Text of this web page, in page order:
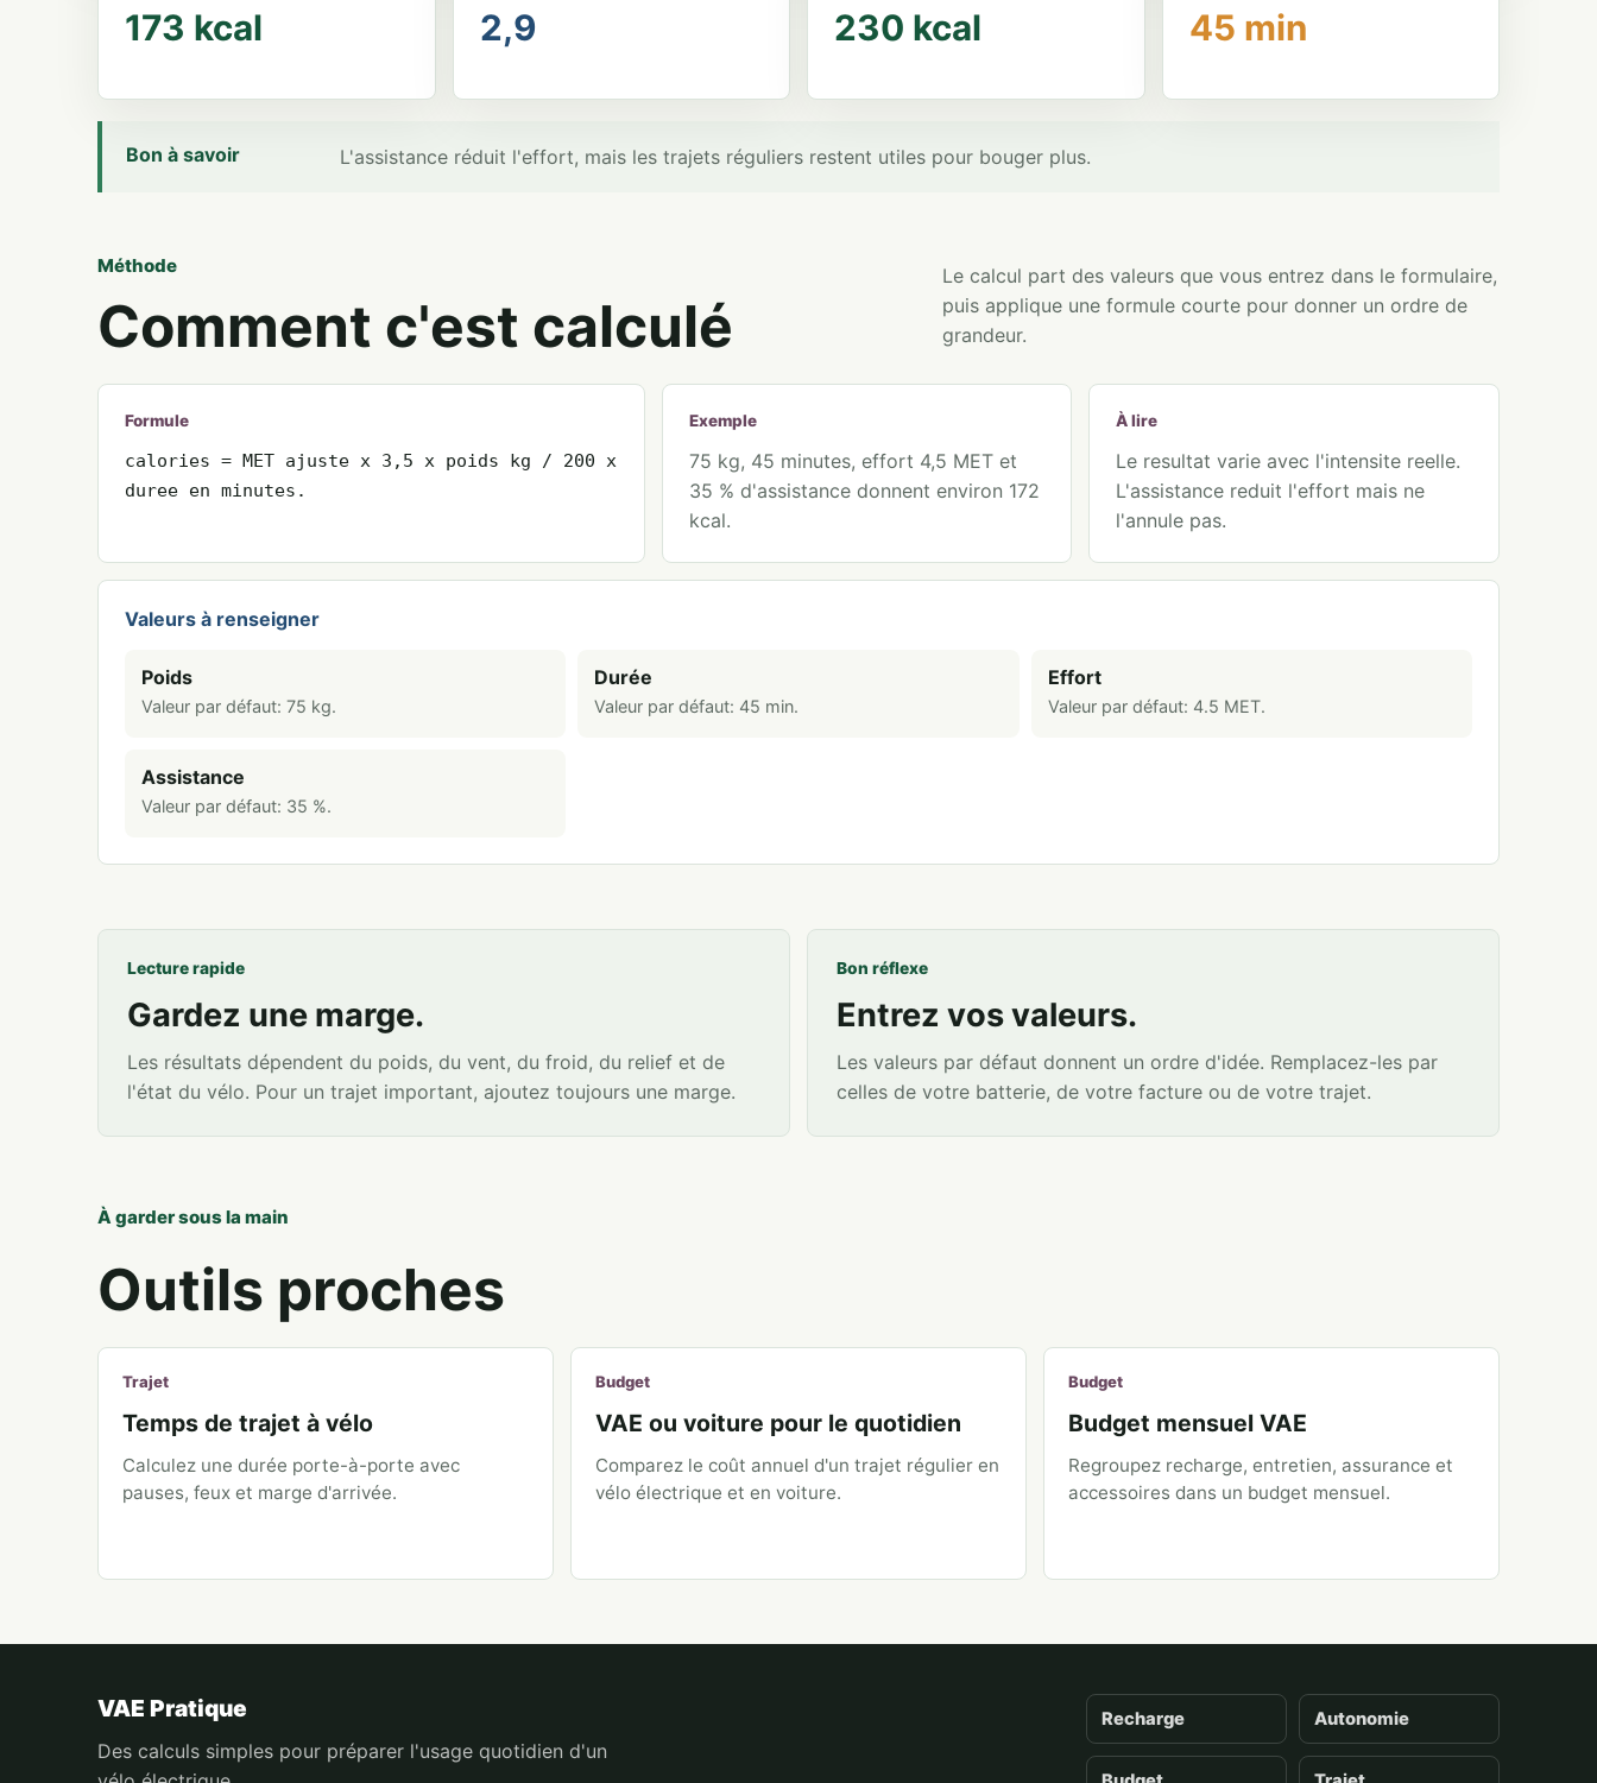
173 kcal 2,9 230 kcal 45 min
Bon à savoir L'assistance réduit l'effort, mais les trajets réguliers restent utiles pour bouger plus.
Méthode
Comment c'est calculé
Le calcul part des valeurs que vous entrez dans le formulaire,
puis applique une formule courte pour donner un ordre de
grandeur.
Formule
calories = MET ajuste x 3,5 x poids kg / 200 x
duree en minutes.
Exemple
75 kg, 45 minutes, effort 4,5 MET et
35 % d'assistance donnent environ 172
kcal.
À lire
Le resultat varie avec l'intensite reelle.
L'assistance reduit l'effort mais ne
l'annule pas.
Valeurs à renseigner
Poids
Valeur par défaut: 75 kg.
Durée
Valeur par défaut: 45 min.
Effort
Valeur par défaut: 4.5 MET.
Assistance
Valeur par défaut: 35 %.
Lecture rapide
Gardez une marge.
Les résultats dépendent du poids, du vent, du froid, du relief et de
l'état du vélo. Pour un trajet important, ajoutez toujours une marge.
Bon réflexe
Entrez vos valeurs.
Les valeurs par défaut donnent un ordre d'idée. Remplacez-les par
celles de votre batterie, de votre facture ou de votre trajet.
À garder sous la main
Outils proches
Trajet
Temps de trajet à vélo
Calculez une durée porte-à-porte avec
pauses, feux et marge d'arrivée.
Budget
VAE ou voiture pour le quotidien
Comparez le coût annuel d'un trajet régulier en
vélo électrique et en voiture.
Budget
Budget mensuel VAE
Regroupez recharge, entretien, assurance et
accessoires dans un budget mensuel.
VAE Pratique
Des calculs simples pour préparer l'usage quotidien d'un
Recharge Autonomie